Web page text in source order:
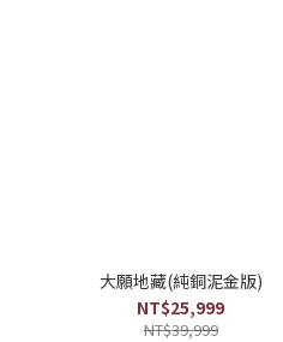
大願地藏(純銅泥金版)
NT$25,999
NT$39,999